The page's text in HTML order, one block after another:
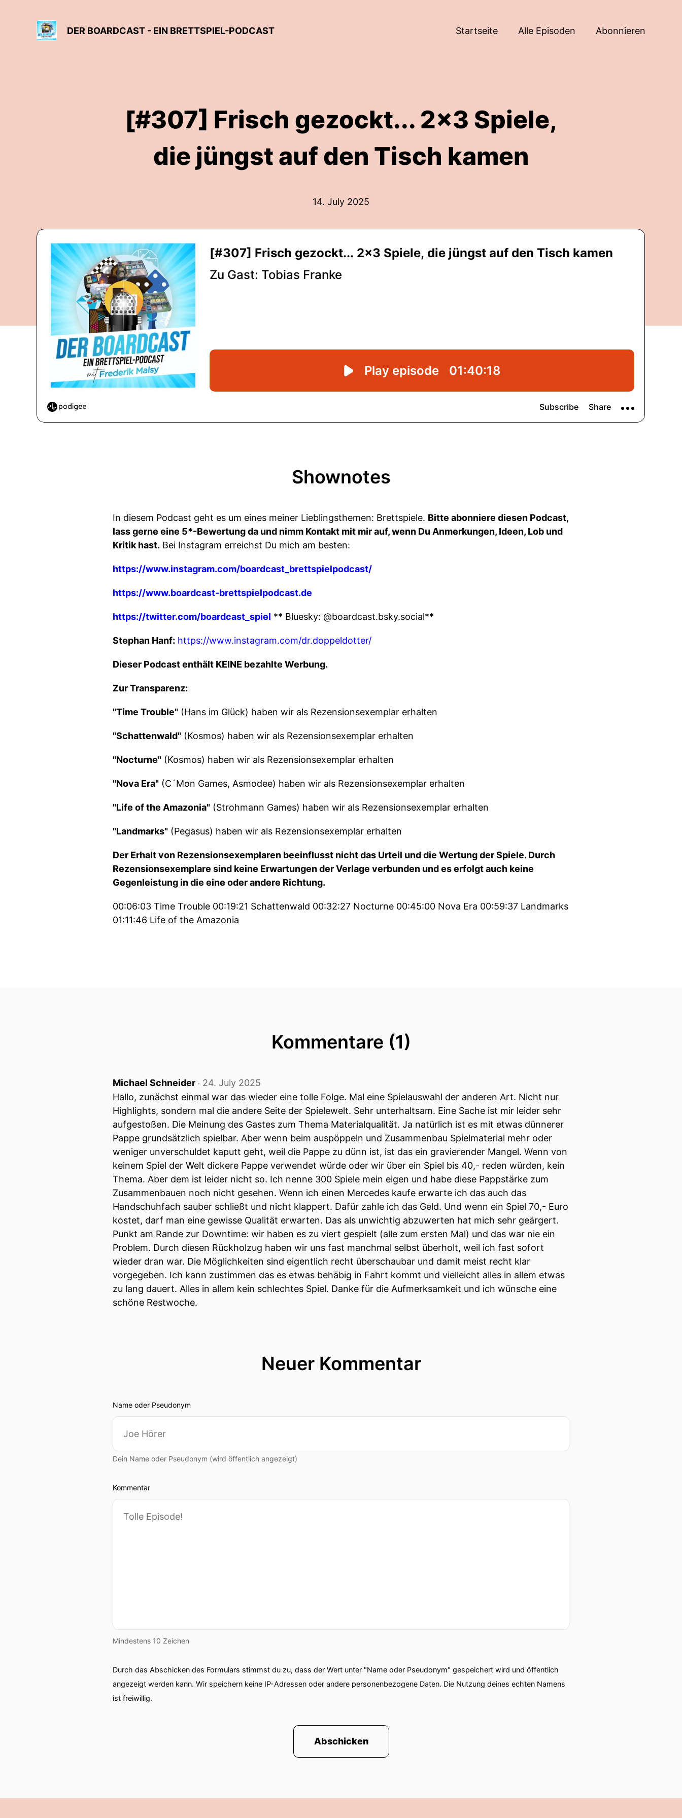
DER BOARDCAST - EIN BRETTSPIEL-PODCAST Startseite Alle Episoden Abonnieren
[#307] Frisch gezockt... 2x3 Spiele,
die jüngst auf den Tisch kamen
14. July 2025
Shownotes
In diesem Podcast geht es um eines meiner Lieblingsthemen: Brettspiele. Bitte abonniere diesen Podcast,
lass gerne eine 5*-Bewertung da und nimm Kontakt mit mir auf, wenn Du Anmerkungen, Ideen, Lob und
Kritik hast. Bei Instagram erreichst Du mich am besten:
https://www.instagram.com/boardcast_brettspielpodcast/
https://www.boardcast-brettspielpodcast.de
https://twitter.com/boardcast_spiel ** Bluesky: @boardcast.bsky.social**
Stephan Hanf: https://www.instagram.com/dr.doppeldotter/
Dieser Podcast enthält KEINE bezahlte Werbung.
Zur Transparenz:
"Time Trouble" (Hans im Glück) haben wir als Rezensionsexemplar erhalten
"Schattenwald" (Kosmos) haben wir als Rezensionsexemplar erhalten
"Nocturne" (Kosmos) haben wir als Rezensionsexemplar erhalten
"Nova Era" (C´Mon Games, Asmodee) haben wir als Rezensionsexemplar erhalten
"Life of the Amazonia" (Strohmann Games) haben wir als Rezensionsexemplar erhalten
"Landmarks" (Pegasus) haben wir als Rezensionsexemplar erhalten
Der Erhalt von Rezensionsexemplaren beeinflusst nicht das Urteil und die Wertung der Spiele. Durch
Rezensionsexemplare sind keine Erwartungen der Verlage verbunden und es erfolgt auch keine
Gegenleistung in die eine oder andere Richtung.
00:06:03 Time Trouble 00:19:21 Schattenwald 00:32:27 Nocturne 00:45:00 Nova Era 00:59:37 Landmarks
01:11:46 Life of the Amazonia
Kommentare (1)
Michael Schneider ‧ 24. July 2025
Hallo, zunächst einmal war das wieder eine tolle Folge. Mal eine Spielauswahl der anderen Art. Nicht nur
Highlights, sondern mal die andere Seite der Spielewelt. Sehr unterhaltsam. Eine Sache ist mir leider sehr
aufgestoßen. Die Meinung des Gastes zum Thema Materialqualität. Ja natürlich ist es mit etwas dünnerer
Pappe grundsätzlich spielbar. Aber wenn beim auspöppeln und Zusammenbau Spielmaterial mehr oder
weniger unverschuldet kaputt geht, weil die Pappe zu dünn ist, ist das ein gravierender Mangel. Wenn von
keinem Spiel der Welt dickere Pappe verwendet würde oder wir über ein Spiel bis 40,- reden würden, kein
Thema. Aber dem ist leider nicht so. Ich nenne 300 Spiele mein eigen und habe diese Pappstärke zum
Zusammenbauen noch nicht gesehen. Wenn ich einen Mercedes kaufe erwarte ich das auch das
Handschuhfach sauber schließt und nicht klappert. Dafür zahle ich das Geld. Und wenn ein Spiel 70,- Euro
kostet, darf man eine gewisse Qualität erwarten. Das als unwichtig abzuwerten hat mich sehr geärgert.
Punkt am Rande zur Downtime: wir haben es zu viert gespielt (alle zum ersten Mal) und das war nie ein
Problem. Durch diesen Rückholzug haben wir uns fast manchmal selbst überholt, weil ich fast sofort
wieder dran war. Die Möglichkeiten sind eigentlich recht überschaubar und damit meist recht klar
vorgegeben. Ich kann zustimmen das es etwas behäbig in Fahrt kommt und vielleicht alles in allem etwas
zu lang dauert. Alles in allem kein schlechtes Spiel. Danke für die Aufmerksamkeit und ich wünsche eine
schöne Restwoche.
Neuer Kommentar
Name oder Pseudonym
Dein Name oder Pseudonym (wird öffentlich angezeigt)
Kommentar
Mindestens 10 Zeichen
Durch das Abschicken des Formulars stimmst du zu, dass der Wert unter "Name oder Pseudonym" gespeichert wird und öffentlich
angezeigt werden kann. Wir speichern keine IP-Adressen oder andere personenbezogene Daten. Die Nutzung deines echten Namens
ist freiwillig.
Abschicken